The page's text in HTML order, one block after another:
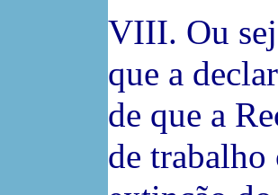
VIII. Ou
que a
de que a
de trabalho